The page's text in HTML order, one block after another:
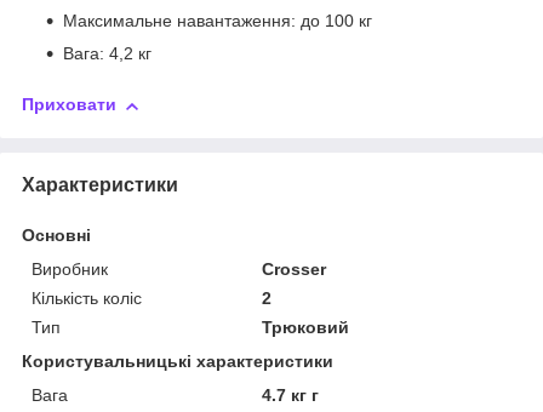
Максимальне навантаження: до 100 кг
Вага: 4,2 кг
Приховати
Характеристики
Основні
Виробник
Crosser
Кількість коліс
2
Тип
Трюковий
Користувальницькі характеристики
Вага
4.7 кг г